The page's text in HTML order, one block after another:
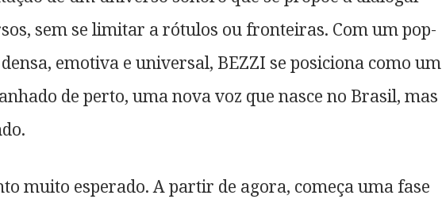
sem se limitar a rótulos ou fronteiras. Com um pop-
emotiva e universal, BEZZI se posiciona como um
de perto, uma nova voz que nasce no Brasil, mas
muito esperado. A partir de agora, começa uma fase